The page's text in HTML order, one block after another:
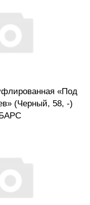
«Под
(Черный, 58, -)
БАРС